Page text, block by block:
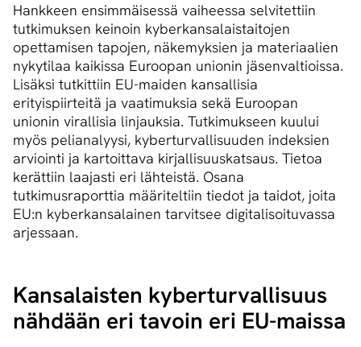
Hankkeen ensimmäisessä vaiheessa selvitettiin
tutkimuksen keinoin kyberkansalaistaitojen
opettamisen tapojen, näkemyksien ja materiaalien
nykytilaa kaikissa Euroopan unionin jäsenvaltioissa.
Lisäksi tutkittiin EU-maiden kansallisia
erityispiirteitä ja vaatimuksia sekä Euroopan
unionin virallisia linjauksia. Tutkimukseen kuului
myös pelianalyysi, kyberturvallisuuden indeksien
arviointi ja kartoittava kirjallisuuskatsaus. Tietoa
kerättiin laajasti eri lähteistä. Osana
tutkimusraporttia määriteltiin tiedot ja taidot, joita
EU:n kyberkansalainen tarvitsee digitalisoituvassa
arjessaan.
Kansalaisten ky­ber­tur­val­li­suus
nähdään eri tavoin eri EU-maissa